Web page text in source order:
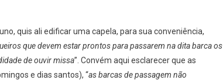
quis ali edificar uma capela, para sua conveniência,
que devem estar prontos para passarem na dita barca os
de ouvir missa”. Convém aqui esclarecer que as
e dias santos), “as barcas de passagem não